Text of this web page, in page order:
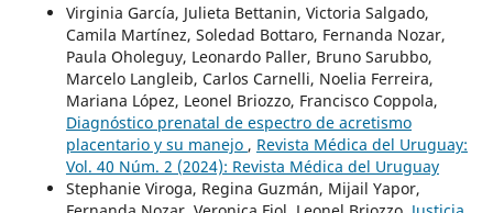
Virginia García, Julieta Bettanin, Victoria Salgado,
Camila Martínez, Soledad Bottaro, Fernanda Nozar,
Paula Oholeguy, Leonardo Paller, Bruno Sarubbo,
Marcelo Langleib, Carlos Carnelli, Noelia Ferreira,
Mariana López, Leonel Briozzo, Francisco Coppola,
Diagnóstico prenatal de espectro de acretismo
placentario y su manejo , Revista Médica del Uruguay:
Vol. 40 Núm. 2 (2024): Revista Médica del Uruguay
Stephanie Viroga, Regina Guzmán, Mijail Yapor,